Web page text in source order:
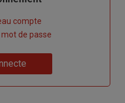
compte
de passe